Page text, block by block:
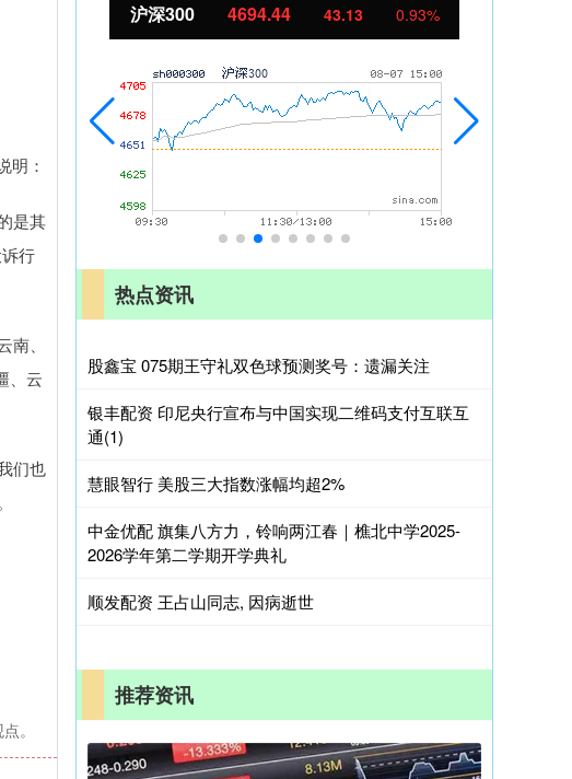
明：
是其
行
、
、云
们也
。
沪深300 4694.44 43.13 0.93%
热点资讯
股鑫宝 075期王守礼双色球预测奖号：遗漏关注
银丰配资 印尼央行宣布与中国实现二维码支付互联互
通(1)
慧眼智行 美股三大指数涨幅均超2%
中金优配 旗集八方力，铃响两江春｜樵北中学2025-
2026学年第二学期开学典礼
顺发配资 王占山同志, 因病逝世
推荐资讯